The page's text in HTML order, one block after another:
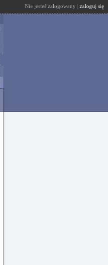
Nie jesteś zalogowany | zaloguj się